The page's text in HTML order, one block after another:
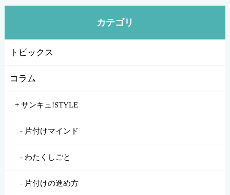
カテゴリ
トピックス
コラム
サンキュ!STYLE
片付けマインド
わたくしごと
片付けの進め方